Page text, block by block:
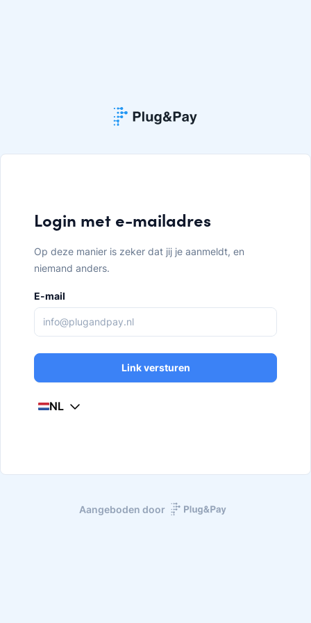
Login met e-mailadres
Op deze manier is zeker dat jij je aanmeldt, en
niemand anders.
E-mail
Link versturen
NL
Aangeboden door